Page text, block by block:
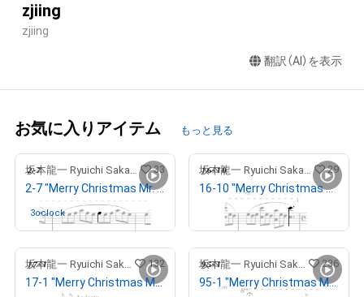
zjiing
zjiing
翻訳（AI）を表示
お気に入りアイテム もっと見る
坂本龍一 Ryuichi Sakamoto 33
2-7 "Merry Christmas Mr. Lawrence" Ryuichi Sakamoto 坂本 龍一
3oclockさんが保有中
坂本龍一 Ryuichi Sakamoto 29
16-10 "Merry Christmas Mr. Lawrence" Ryuichi Sakamoto 坂本 龍一
出庫済
坂本龍一 Ryuichi Sakamoto 132
17-1 "Merry Christmas Mr. Lawrence" Ryuichi Sakamoto 坂本 龍一
坂本龍一 Ryuichi Sakamoto 236
95-1 "Merry Christmas Mr. Lawrence" Ryuichi Sakamoto 坂本 龍一